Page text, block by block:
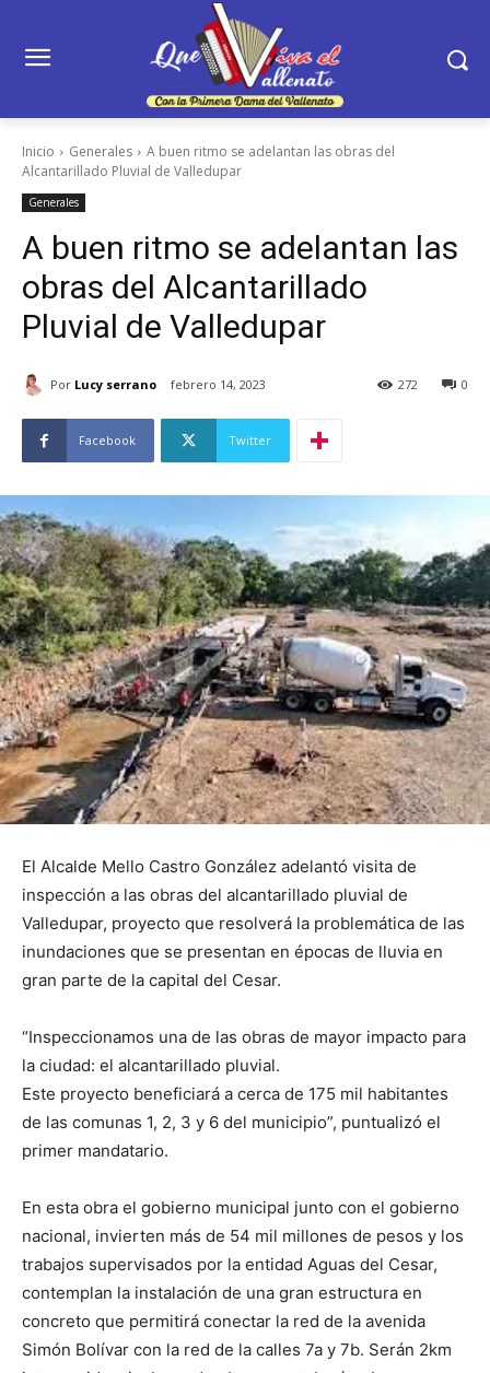
Inicio Generales
A buen ritmo se adelantan las obras del
Alcantarillado Pluvial de Valledupar
Generales
A buen ritmo se adelantan las
obras del Alcantarillado
Pluvial de Valledupar
Por Lucy serrano febrero 14, 2023 0
272
Facebook Twitter
El Alcalde Mello Castro González adelantó visita de
inspección a las obras del alcantarillado pluvial de
Valledupar, proyecto que resolverá la problemática de las
inundaciones que se presentan en épocas de lluvia en
gran parte de la capital del Cesar.
“Inspeccionamos una de las obras de mayor impacto para
la ciudad: el alcantarillado pluvial.
Este proyecto beneficiará a cerca de 175 mil habitantes
de las comunas 1, 2, 3 y 6 del municipio”, puntualizó el
primer mandatario.
En esta obra el gobierno municipal junto con el gobierno
nacional, invierten más de 54 mil millones de pesos y los
trabajos supervisados por la entidad Aguas del Cesar,
contemplan la instalación de una gran estructura en
concreto que permitirá conectar la red de la avenida
Simón Bolívar con la red de la calles 7a y 7b. Serán 2km